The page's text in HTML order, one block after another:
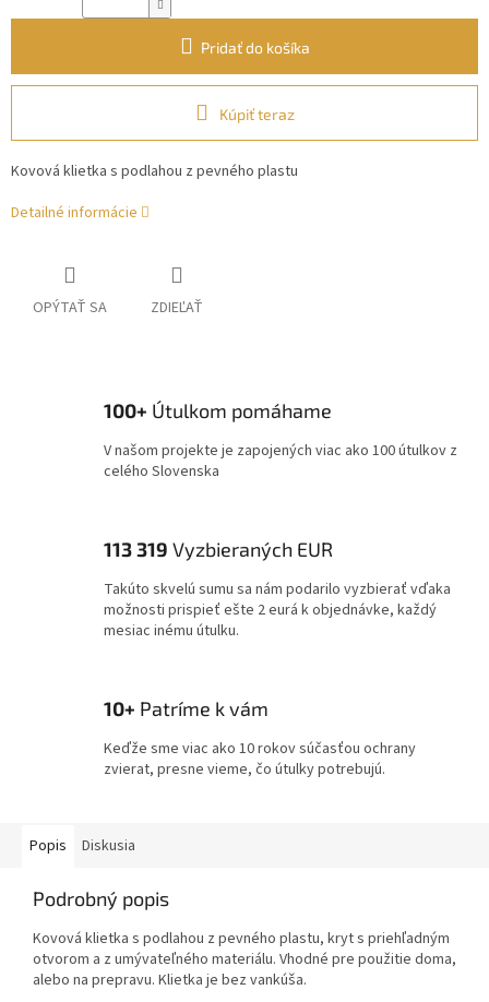
Pridať do košíka
Kúpiť teraz
Kovová klietka s podlahou z pevného plastu
Detailné informácie
OPÝTAŤ SA ZDIEĽAŤ
100+ Útulkom pomáhame
V našom projekte je zapojených viac ako 100 útulkov z
celého Slovenska
113 319 Vyzbieraných EUR
Takúto skvelú sumu sa nám podarilo vyzbierať vďaka
možnosti prispieť ešte 2 eurá k objednávke, každý
mesiac inému útulku.
10+ Patríme k vám
Keďže sme viac ako 10 rokov súčasťou ochrany
zvierat, presne vieme, čo útulky potrebujú.
Popis Diskusia
Podrobný popis
Kovová klietka s podlahou z pevného plastu, kryt s priehľadným
otvorom a z umývateľného materiálu. Vhodné pre použitie doma,
alebo na prepravu. Klietka je bez vankúša.